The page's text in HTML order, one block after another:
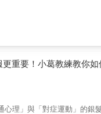
筆調，指出錯誤的醫學建
性疾病，並提供了以下幫
素阻抗．透過營養和生活
重要！小葛教練教你
理」與「對症運動」的